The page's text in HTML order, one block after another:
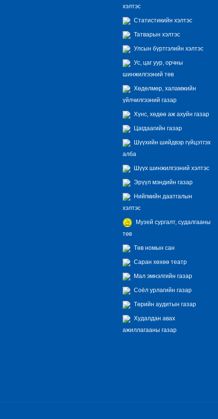
хэлтэс
Статистикийн хэлтэс
Татварын хэлтэс
Улсын бүртгэлийн хэлтэс
Ус, цаг уур, орчны
шинжилгээний төв
Хөдөлмөр, халамжийн
үйлчилгээний газар
Хүнс, хөдөө аж ахуйн газар
Цагдаагийн газар
Шүүхийн шийдвэр гүйцэтгэх
алба
Шүүх шинжилгээний хэлтэс
Эрүүл мэндийн газар
Нийгмийн даатгалын
хэлтэс
Музей сургалт, судалгааны
төв
Төв номын сан
Саран хөхөө театр
Мал эмнэлгийн газар
Соёл урлагийн газар
Төрийн аудитын газар
Худалдан авах
ажиллагааны газар